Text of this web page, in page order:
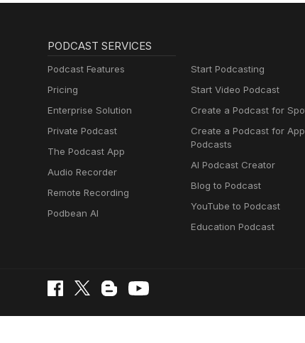
PODCAST SERVICES
Podcast Features
Pricing
Enterprise Solution
Private Podcast
The Podcast App
Audio Recorder
Remote Recording
Podbean AI
Start Podcasting
Start Video Podcast
Create a Podcast for
Create a Podcast for
Podcasts
AI Podcast Creator
Blog to Podcast
YouTube to Podcast
Education Podcast